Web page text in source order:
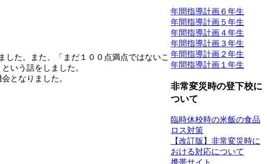
た。また、「まだ１００点満点ではないこ
いう話をしました。
となりました。
年間指導計画６年生
年間指導計画５年生
年間指導計画４年生
年間指導計画３年生
年間指導計画２年生
年間指導計画１年生
非常変災時の登下校に
ついて
臨時休校時の米飯の食品
ロス対策
【改訂版】非常変災時に
おける対応について
携帯サイト